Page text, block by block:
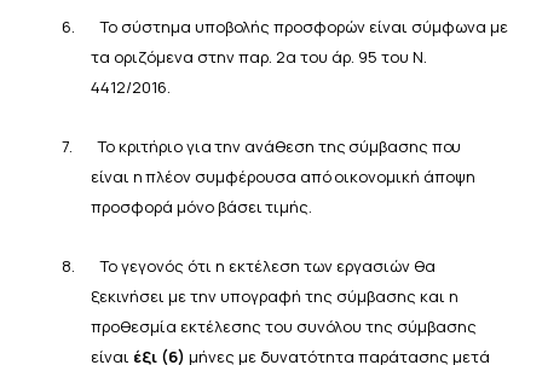
6.
Το σύστημα υποβολής προσφορών είναι σύμφωνα με
τα οριζόμενα στην παρ. 2α του άρ. 95 του Ν.
4412/2016.
7. Το κριτήριογιατην ανάθεση της σύμβασης που
είναι ηπλέον συμφέρουσα απόοικονομική άποψη
προσφορά μόνοβάσειτιμής.
8.
Το γεγονός ότι η εκτέλεση των εργασιών θα
ξεκινήσει με την υπογραφή της σύμβασης και η
προθεσμία εκτέλεσης του συνόλου της σύμβασης
είναι έξι (6) μήνες με δυνατότητα παράτασης μετά